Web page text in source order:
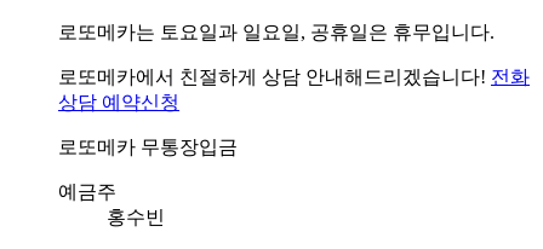
로또메카는 토요일과 일요일, 공휴일은 휴무입니다.
로또메카에서 친절하게 상담 안내해드리겠습니다! 전화
상담 예약신청
로또메카 무통장입금
예금주
홍수빈